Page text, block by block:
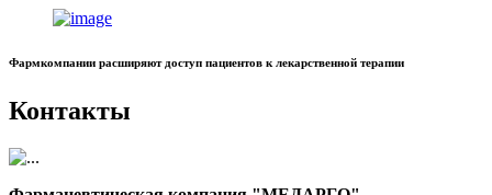
Фармкомпании расширяют доступ пациентов к лекарственной терапии
Контакты